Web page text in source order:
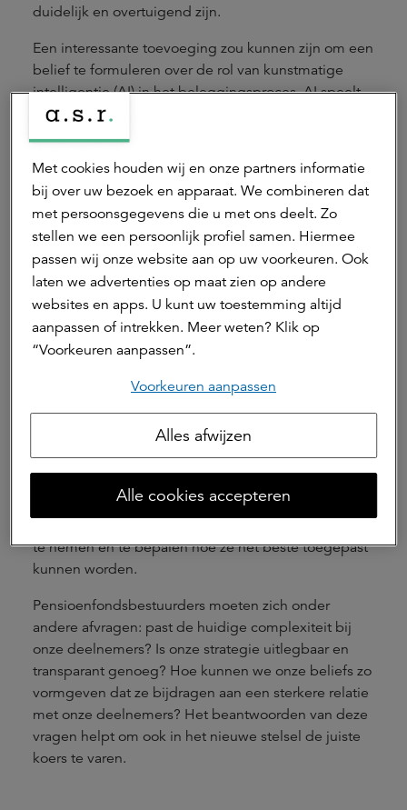
duidelijk en overtuigend zijn.
Een interessante toevoeging zou kunnen zijn om een
belief te formuleren over de rol van kunstmatige
intelligentie (AI) in het beleggingsproces. AI speelt
een steeds grotere rol in het analyseren van data en
het maken van beleggingsbeslissingen. Door een
kunnen pensioenfondsen niet alleen profiteren van
nieuwe technologieën, maar ook transparanter zijn
over hoe deze technologie wordt gebruikt. Dit helpt
om de verwachtingen van deelnemers te managen
en hen inzicht te geven in hoe moderne technologie
bijdraagt aan hun pensioenopbouw. AI kan
bijvoorbeeld helpen om risico's sneller te signaleren
en betere spreiding in de portefeuille te realiseren,
wat uiteindelijk bijdraagt aan een stabieler
Conclusie
De Wtp vraagt pensioenfondsen om na te denken
over hun investment beliefs. De kern hoeft niet te
nieuwe context andere keuzes vereisen. Het is
te nemen en te bepalen hoe ze het beste toegepast
kunnen worden.
Pensioenfondsbestuurders moeten zich onder
andere afvragen: past de huidige complexiteit bij
onze deelnemers? Is onze strategie uitlegbaar en
transparant genoeg? Hoe kunnen we onze beliefs zo
vormgeven dat ze bijdragen aan een sterkere relatie
met onze deelnemers? Het beantwoorden van deze
vragen helpt om ook in het nieuwe stelsel de juiste
koers te varen.
Met cookies houden wij en onze partners informatie
bij over uw bezoek en apparaat. We combineren dat
met persoonsgegevens die u met ons deelt. Zo
stellen we een persoonlijk profiel samen. Hiermee
passen wij onze website aan op uw voorkeuren. Ook
laten we advertenties op maat zien op andere
websites en apps. U kunt uw toestemming altijd
aanpassen of intrekken. Meer weten? Klik op
“Voorkeuren aanpassen”.
Voorkeuren aanpassen
Alles afwijzen
Alle cookies accepteren